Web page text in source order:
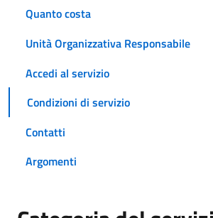
Quanto costa
Unità Organizzativa Responsabile
Accedi al servizio
Condizioni di servizio
Contatti
Argomenti